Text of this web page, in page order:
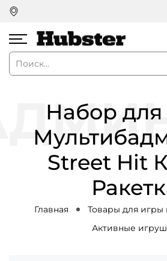
Набор
Street Hit
Главная
Товары для игры
Активные